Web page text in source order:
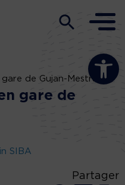
Ouvrir la
de Gujan-Mestras
gare de
SIBA
Partager